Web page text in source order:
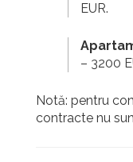
EUR.
– 3200
Notă: pentru
contracte nu